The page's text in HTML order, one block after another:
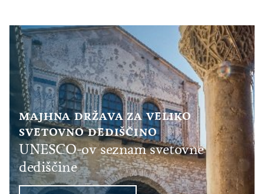
MAJHNA DRŽAVA ZA VELIKO
SVETOVNO DEDIŠČINO
UNESCO-ov seznam svetovne
dediščine